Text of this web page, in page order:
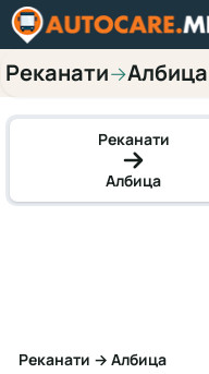
Реканати→Албица
Реканати
Албица
Реканати → Албица